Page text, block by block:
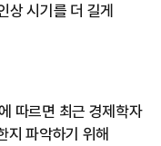
상 시기를 더 길게
따르면 최근 경제학자
지 파악하기 위해